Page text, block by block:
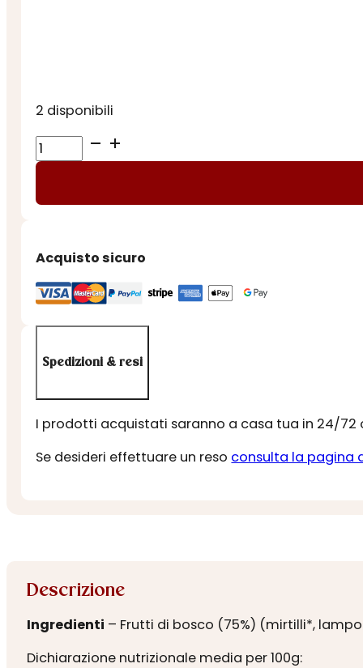
2 disponibili
COMPOSTA
DI
FRUTTI
quantità
Acquisto sicuro
Spedizioni & resi
I prodotti acquistati saranno a casa tua in 24/72
Se desideri effettuare un reso consulta la pagina
Descrizione
Ingredienti – Frutti di bosco (75%) (mirtilli*,
Dichiarazione nutrizionale media per 100g: